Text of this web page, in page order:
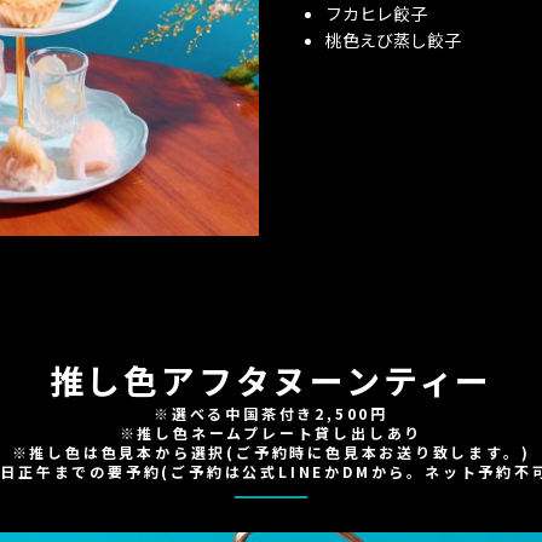
フカヒレ餃子
桃色えび蒸し餃子
推し色アフタヌーンティー
※選べる中国茶付き2,500円
※推し色ネームプレート貸し出しあり
※推し色は色見本から選択(ご予約時に色見本お送り致します。)
正午までの要予約(ご予約は公式LINEかDMから。ネット予約不